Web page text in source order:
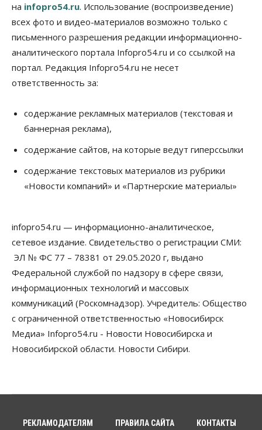
Власть
Режим ЧС ввели в Омской области из-за засухи
06 Августа 2026, 12:15
Новосибирск готовится к визиту Владимира
Путина
Бизнес Недвижимость Общество
Росреестр назвал главные причины
06 Августа 2026, 12:00
Телекоммуникации
В 16 населённых пунктах Мошковского района
Бизнес Право&Порядок
Злоумышленники опять атакуют
новосибирские компании через электронную
почту
06 Августа 2026, 11:00
Общество
Медики готовятся к второму пику активности
клещей в Новосибирской области
06 Августа 2026, 10:00
06 Августа 2026, 09:00
Застройщики Новосибирска
на infopro54.ru. Использование (воспроизведение)
всех фото и видео-материалов возможно только с
письменного разрешения редакции информационно-
аналитического портала Infopro54.ru и со ссылкой на
портал. Редакция Infopro54.ru не несет
ответственность за:
содержание рекламных материалов (текстовая и
баннерная реклама),
содержание сайтов, на которые ведут гиперссылки
содержание текстовых материалов из рубрики
«Новости компаний» и «Партнерские материалы»
infopro54.ru — информационно-аналитическое,
сетевое издание. Свидетельство о регистрации СМИ:
ЭЛ № ФС 77 – 78381 от 29.05.2020 г, выдано
Федеральной службой по надзору в сфере связи,
информационных технологий и массовых
коммуникаций (Роскомнадзор). Учредитель: Общество
с ограниченной ответственностью «Новосибирск
Медиа» Infopro54.ru - Новости Новосибирска и
Новосибирской области. Новости Сибири.
РЕКЛАМОДАТЕЛЯМ ПРАВИЛА САЙТА КОНТАКТЫ